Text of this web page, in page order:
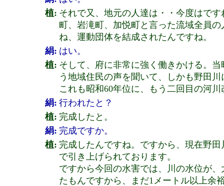
植: それで又、地元の人達は・・今度はで
町、岩滝町、加悦町と言った流域全員
ね、運動団体を結成されたんですね。
絹: はい。
植: そして、府に非常に強く働きかける。
う地域住民の声を聞いて、しかも野田
これも昭和60年位に、もう二回目の河
絹: 行われたと？
植: 完成したと。
絹: 完成ですか。
植: 完成したんですね。ですから、現在野
で引き上げられております。
ですから今回の水害では、川の水位が
たもんですから、まだ1メートル以上余